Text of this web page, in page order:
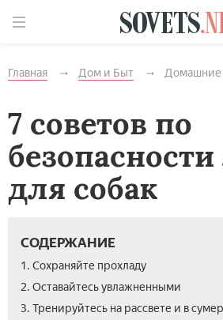
Главная Дом и Быт Домашние
7 советов по
для собак
СОДЕРЖАНИЕ
1. Сохраняйте прохладу
2. Оставайтесь увлажненными
3. Тренируйтесь на рассвете и в